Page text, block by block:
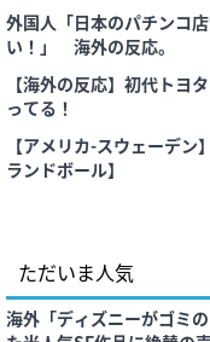
外国人「日本のパチンコ
い！」 海外の反応。
【海外の反応】初代トヨ
ってる！
【アメリカ-スウェーデ
ランドボール】
ただいま人気
海外「ディズニーがゴミ